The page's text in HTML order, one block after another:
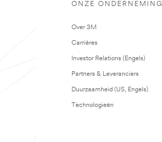
ONZE ONDERNEMING
Over 3M
Carrières
Investor Relations (Engels)
Partners & Leveranciers
Duurzaamheid (US, Engels)
Technologieën